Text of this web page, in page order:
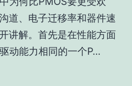
道、电子迁移率和器件速
讲解。首先是在性能方面
动能力相同的一个P…